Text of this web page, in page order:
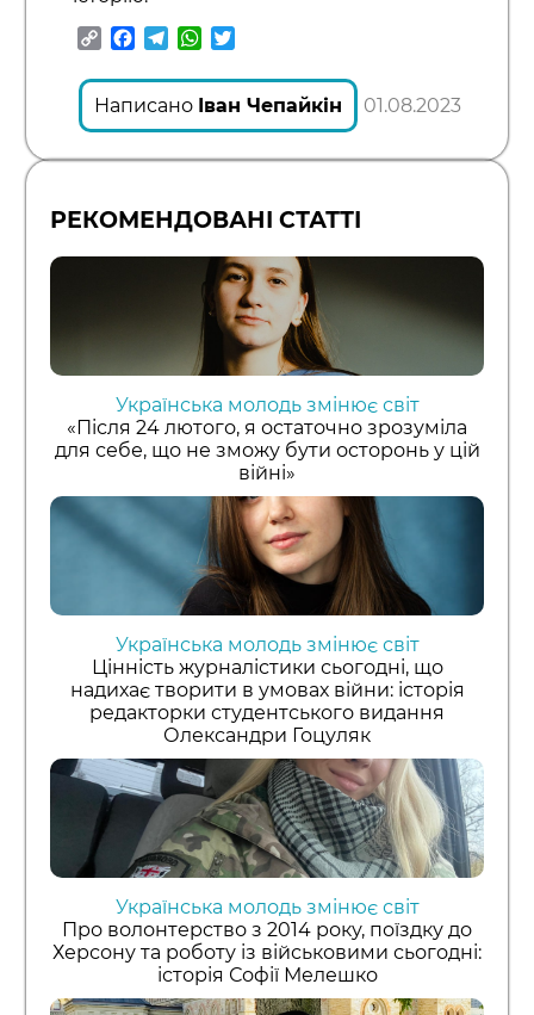
CopyFacebook
TelegramWhatsApp
Написано Іван Чепайкін 01.08.2023
РЕКОМЕНДОВАНІ СТАТТІ
Українська молодь змінює світ
«Після 24 лютого, я остаточно зрозуміла
для себе, що не зможу бути осторонь у цій
війні»
Українська молодь змінює світ
Цінність журналістики сьогодні, що
надихає творити в умовах війни: історія
редакторки студентського видання
Олександри Гоцуляк
Українська молодь змінює світ
Про волонтерство з 2014 року, поїздку до
Херсону та роботу із військовими сьогодні:
історія Софії Мелешко